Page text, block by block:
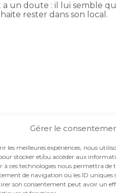
Gérer le
les meilleures expériences, nous
stocker et/ou accéder aux
à ces technologies nous permettra de
de navigation ou les ID uniques
son consentement peut avoir un
un doute : il lui semble
rester dans son local.